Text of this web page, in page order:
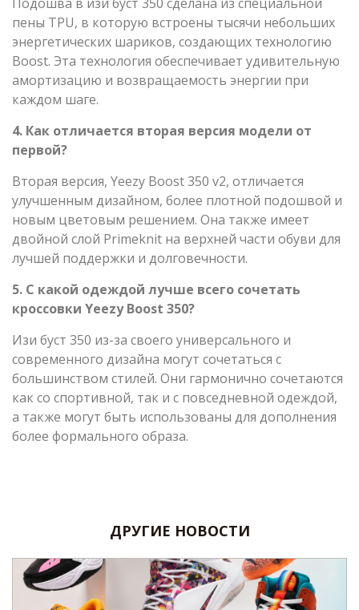
пены TPU, в которую встроены тысячи небольших
энергетических шариков, создающих технологию
Boost. Эта технология обеспечивает удивительную
амортизацию и возвращаемость энергии при
каждом шаге.
4. Как отличается вторая версия модели от
первой?
Вторая версия, Yeezy Boost 350 v2, отличается
улучшенным дизайном, более плотной подошвой и
новым цветовым решением. Она также имеет
двойной слой Primeknit на верхней части обуви для
лучшей поддержки и долговечности.
5. С какой одеждой лучше всего сочетать
кроссовки Yeezy Boost 350?
Изи буст 350 из-за своего универсального и
современного дизайна могут сочетаться с
большинством стилей. Они гармонично сочетаются
как со спортивной, так и с повседневной одеждой,
а также могут быть использованы для дополнения
более формального образа.
ДРУГИЕ НОВОСТИ